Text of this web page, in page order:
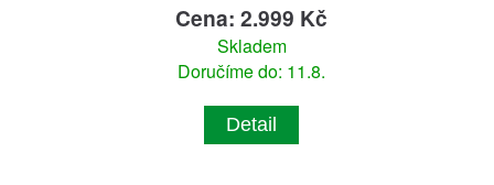
Cena: 2.999 Kč
Skladem
Doručíme do: 11.8.
Detail